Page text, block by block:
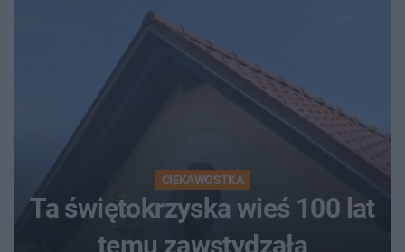
CIEKAWOSTKA
Ta świętokrzyska wieś 100 lat
temu zawstydzała